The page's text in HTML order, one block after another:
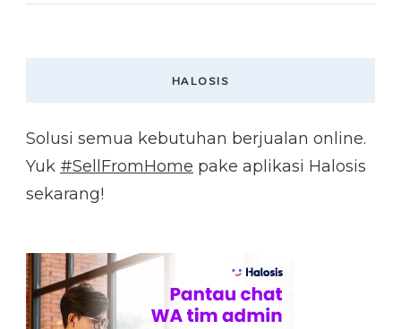
HALOSIS
Solusi semua kebutuhan berjualan online.
Yuk #SellFromHome pake aplikasi Halosis
sekarang!